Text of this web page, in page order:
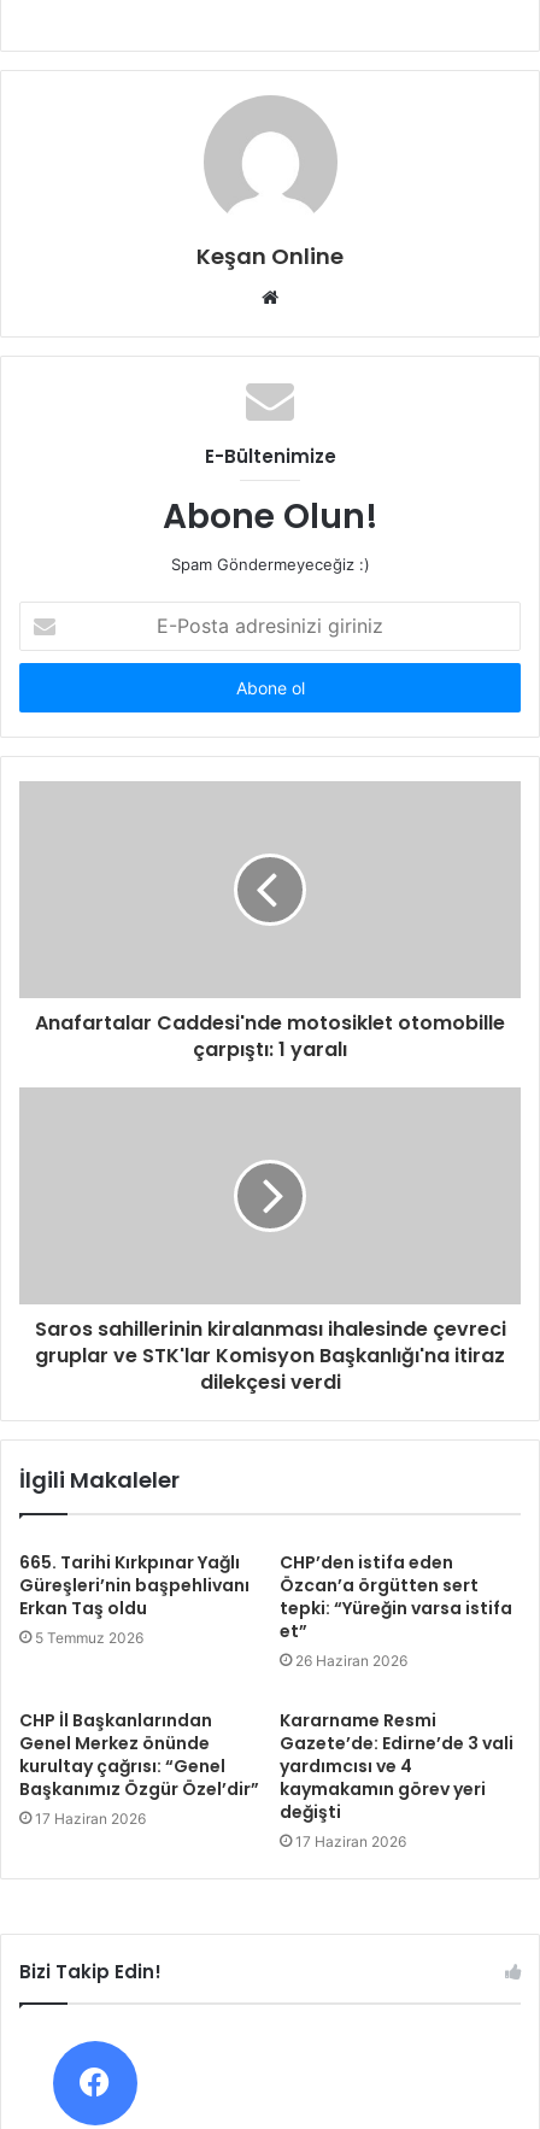
Keşan Online
Web
E-Bültenimize
Abone Olun!
Spam Göndermeyeceğiz :)
Posta
adresinizi
Anafartalar Caddesi'nde motosiklet otomobille
çarpıştı: 1 yaralı
Saros sahillerinin kiralanması ihalesinde çevreci
gruplar ve STK'lar Komisyon Başkanlığı'na itiraz
dilekçesi verdi
İlgili Makaleler
665. Tarihi Kırkpınar Yağlı
Güreşleri’nin başpehlivanı
Erkan Taş oldu
5 Temmuz 2026
CHP’den istifa eden
Özcan’a örgütten sert
tepki: “Yüreğin varsa istifa
et”
26 Haziran 2026
CHP İl Başkanlarından
Genel Merkez önünde
kurultay çağrısı: “Genel
Başkanımız Özgür Özel’dir”
17 Haziran 2026
Kararname Resmi
Gazete’de: Edirne’de 3 vali
yardımcısı ve 4
kaymakamın görev yeri
değişti
17 Haziran 2026
Bizi Takip Edin!